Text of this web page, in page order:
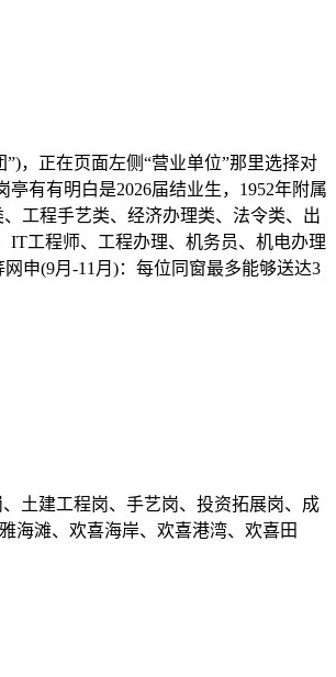
，正在页面左侧“营业单位”那里选择对
有有明白是2026届结业生，1952年附属
工程手艺类、经济办理类、法令类、出
IT工程师、工程办理、机务员、机电办理
申(9月-11月)：每位同窗最多能够送达3
土建工程岗、手艺岗、投资拓展岗、成
海滩、欢喜海岸、欢喜港湾、欢喜田